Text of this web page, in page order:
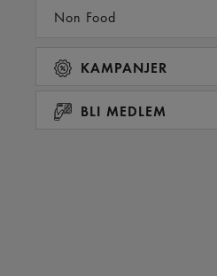
Non Food
KAMPANJER
BLI MEDLEM